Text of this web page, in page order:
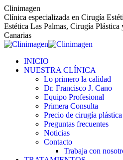
Saltar
al
contenido
Clinimagen
Clínica especializada en Cirugía
Estética Las Palmas, Cirugía
Canarias
INICIO
NUESTRA CLÍNICA
Lo primero la calidad
Dr. Francisco J. Cano
Equipo Profesional
Primera Consulta
Precio de cirugía plástica
Preguntas frecuentes
Noticias
Contacto
Trabaja con